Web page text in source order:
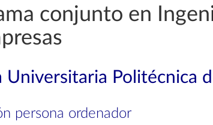
conjunto en
Universitaria Politécnica
persona ordenador